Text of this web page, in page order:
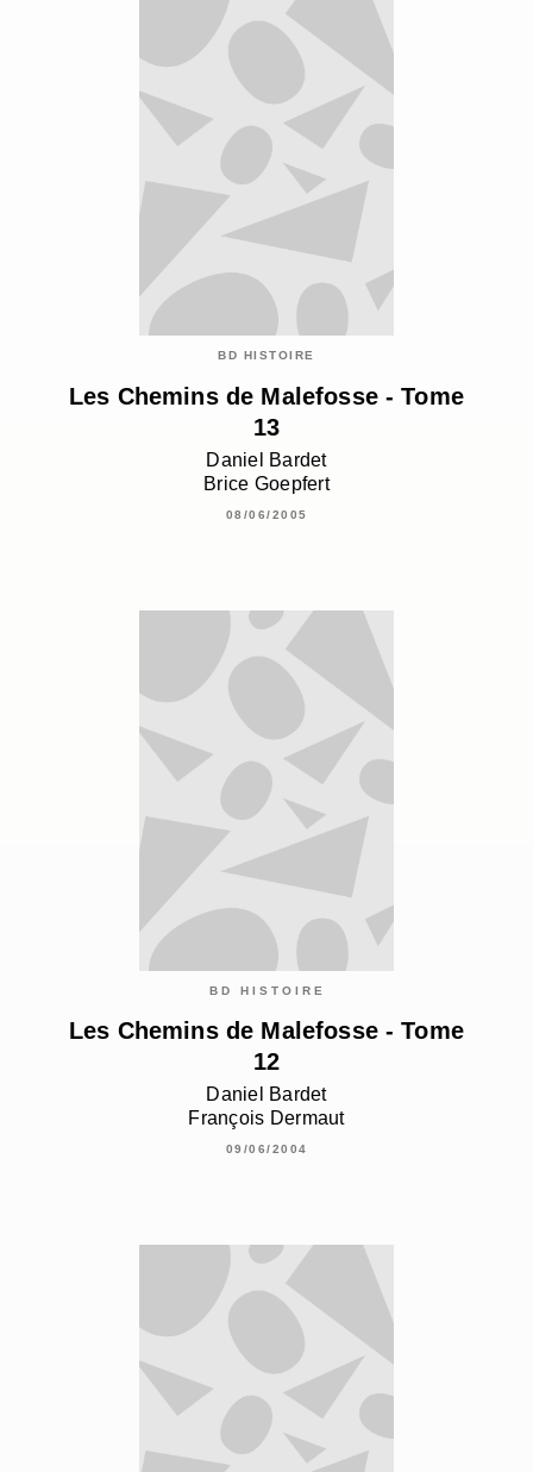
BD HISTOIRE
Les Chemins de Malefosse - Tome
13
Daniel Bardet
Brice Goepfert
08/06/2005
BD HISTOIRE
Les Chemins de Malefosse - Tome
12
Daniel Bardet
François Dermaut
09/06/2004